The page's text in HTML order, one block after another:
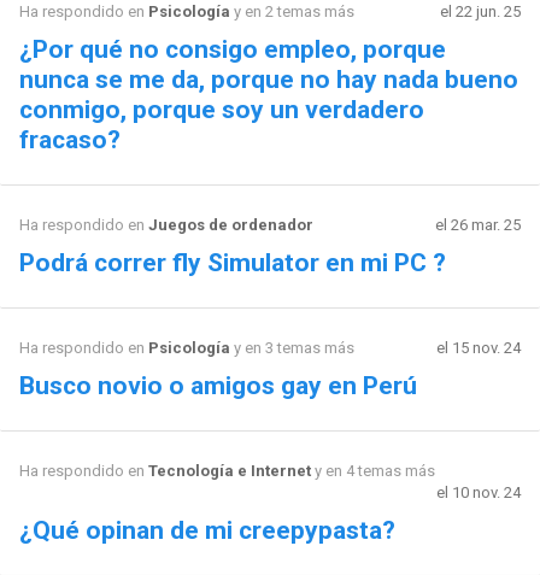
Ha respondido en Psicología y en 2 temas más el 22 jun. 25
¿Por qué no consigo empleo, porque
nunca se me da, porque no hay nada bueno
conmigo, porque soy un verdadero
fracaso?
Ha respondido en Juegos de ordenador el 26 mar. 25
Podrá correr fly Simulator en mi PC ?
Ha respondido en Psicología y en 3 temas más el 15 nov. 24
Busco novio o amigos gay en Perú
Ha respondido en Tecnología e Internety en 4 temas más
el 10 nov. 24
¿Qué opinan de mi creepypasta?